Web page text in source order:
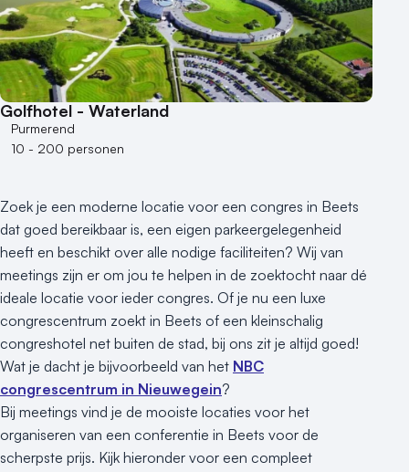
Golfhotel - Waterland
Purmerend
10 - 200 personen
Zoek je een moderne locatie voor een congres in Beets
dat goed bereikbaar is, een eigen parkeergelegenheid
heeft en beschikt over alle nodige faciliteiten? Wij van
meetings zijn er om jou te helpen in de zoektocht naar dé
ideale locatie voor ieder congres. Of je nu een luxe
congrescentrum zoekt in Beets of een kleinschalig
congreshotel net buiten de stad, bij ons zit je altijd goed!
Wat je dacht je bijvoorbeeld van het NBC
congrescentrum in Nieuwegein?
Bij meetings vind je de mooiste locaties voor het
organiseren van een conferentie in Beets voor de
scherpste prijs. Kijk hieronder voor een compleet